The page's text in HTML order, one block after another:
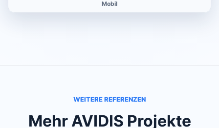
Mobil
WEITERE REFERENZEN
Mehr AVIDIS Projekte